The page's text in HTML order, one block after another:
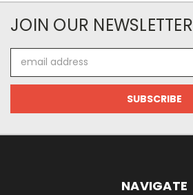
JOIN OUR NEWSLETTER
Address
NAVIGATE